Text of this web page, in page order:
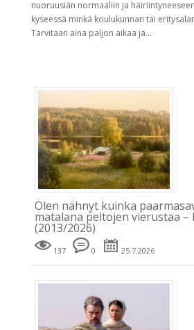
nuoruusiän normaaliin ja
kyseessä minkä koulukunnan tai
Tarvitaan aina paljon aikaa ja...
Olen nähnyt kuinka
matalana peltojen vierustaa –
(2013/2026)
137 0 25.7.2026